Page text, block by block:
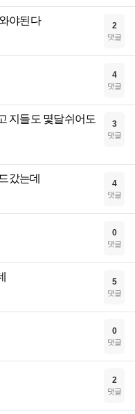
야된다 2
댓글
4
댓글
지들도 몇달쉬어도
3
댓글
갔는데 4
댓글
0
댓글
5
댓글
0
댓글
2
댓글